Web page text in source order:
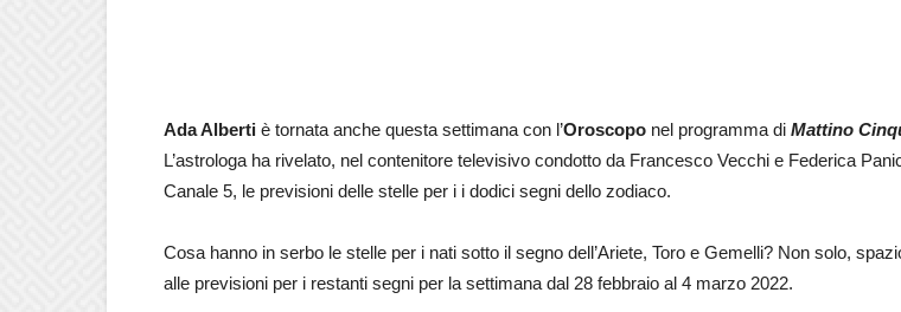
Ada Alberti è tornata anche questa settimana con l’Oroscopo nel programma di Mattino
L’astrologa ha rivelato, nel contenitore televisivo condotto da Francesco Vecchi e Federica
Canale 5, le previsioni delle stelle per i i dodici segni dello zodiaco.
Cosa hanno in serbo le stelle per i nati sotto il segno dell’Ariete, Toro e Gemelli? Non solo,
alle previsioni per i restanti segni per la settimana dal 28 febbraio al 4 marzo 2022.